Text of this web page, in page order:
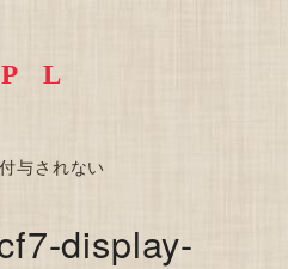
与されない
display-